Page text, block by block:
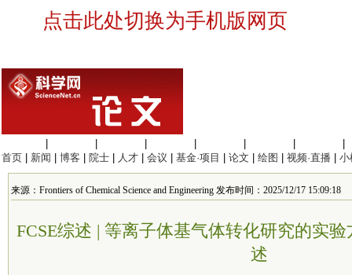
点击此处切换为手机版网页
首页
新闻 博客 院士 人才 会议 基金·项目 论文 绘图 视频·直播 小
来源：Frontiers of Chemical Science and Engineering 发布时间：2025/12/17 15:09:18
FCSE综述 | 等离子体基气体转化研究的实
述